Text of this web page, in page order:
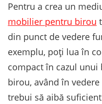
Pentru a crea un
mobilier pentru birou
din punct de vedere
exemplu, poți lua în
compact în cazul
birou, având în
trebui să aibă